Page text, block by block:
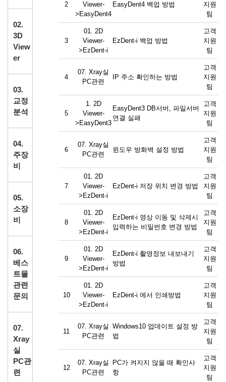
02.
3D
View
er
03.
교정
분석
04.
주장
비
05.
소장
비
06.
베스
트몰
관련
문의
07.
Xray
실
PC관
련
2
Viewer-
>EasyDent4
EasyDent4 백업 방법
지원
팀
3
01. 2D
Viewer-
>EzDent-i
EzDent-i 백업 방법
고객
지원
팀
4
07. Xray실
PC관련
IP 주소 확인하는 방법
고객
지원
팀
5
1. 2D
Viewer-
>EasyDent3
EasyDent3 DB서버, 파일서버
연결 실패
고객
지원
팀
6
07. Xray실
PC관련
윈도우 방화벽 설정 방법
고객
지원
팀
7
01. 2D
Viewer-
>EzDent-i
EzDent-i 저장 위치 변경 방법
고객
지원
팀
8
01. 2D
Viewer-
>EzDent-i
EzDent-i 영상 이동 및 삭제시
입력하는 비밀번호 변경 방법
고객
지원
팀
9
01. 2D
Viewer-
>EzDent-i
EzDent-i 촬영정보 내보내기
방법
고객
지원
팀
10
01. 2D
Viewer-
>EzDent-i
EzDent-i 에서 인쇄방법
고객
지원
팀
11
07. Xray실
PC관련
Windows10 업데이트 설정 방
법
고객
지원
팀
12
07. Xray실
PC관련
PC가 켜지지 않을 때 확인사
항
고객
지원
팀